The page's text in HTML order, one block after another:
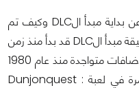
في البداية سنتحدث عن نبذة قصيرة عن بداية مبدأ الDLC وكيف تم
تطبيق الفكرة حتى يومنا هذا ، في الحقيقة مبدأ الDLC قد بدأ منذ زمن
على عكس ما هو متوقع فقد كانت الإضافات متواجدة منذ عام 1980
حقيقةً وقد تم تطبيق الفكرة لأول مرة في لعبة : Dunjonquest